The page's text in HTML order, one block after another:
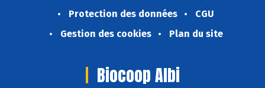
Protection des données
CGU
Gestion des cookies
Plan du site
Biocoop Albi